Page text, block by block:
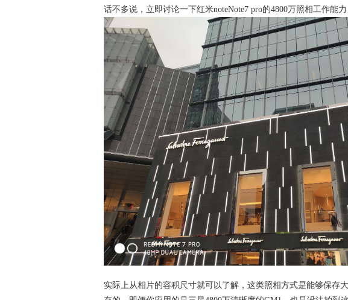
话不多说，立即讨论一下红米noteNote7 pro的4800万照相工作
实际上从相片的容积尺寸就可以了解，这类照相方式是能够保存